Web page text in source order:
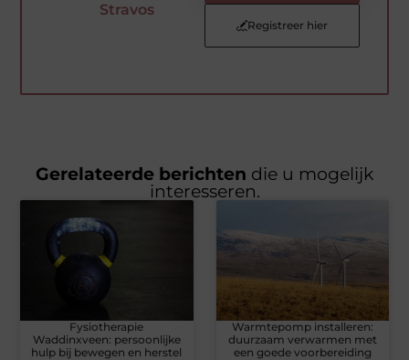
Stravos
Registreer hier
Gerelateerde berichten die u mogelijk
interesseren.
Fysiotherapie
Waddinxveen: persoonlijke
hulp bij bewegen en herstel
Warmtepomp installeren:
duurzaam verwarmen met
een goede voorbereiding